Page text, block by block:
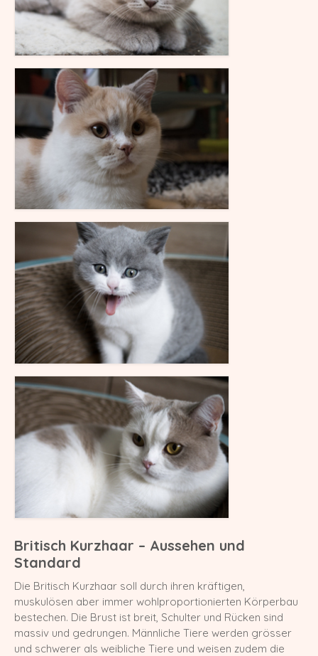
B-Wurf vom 19.07.2016
A-Wurf vom 01.04.2016
Infothek
BKH Rassestandard
Die Frage nach dem Preis
Unsere Ausstellungserfolge
Ehemalige Zuchttiere
Die Regenbogenbrücke
Pfotenbuch
Kontakt
Impressum & Datenschutz
Britisch Kurzhaar – Aussehen und
Standard
Die Britisch Kurzhaar soll durch ihren kräftigen,
muskulösen aber immer wohlproportionierten Körperbau
bestechen. Die Brust ist breit, Schulter und Rücken sind
massiv und gedrungen. Männliche Tiere werden grösser
und schwerer als weibliche Tiere und weisen zudem die